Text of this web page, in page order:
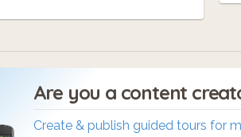
Are you a content
Create & publish guided tours for